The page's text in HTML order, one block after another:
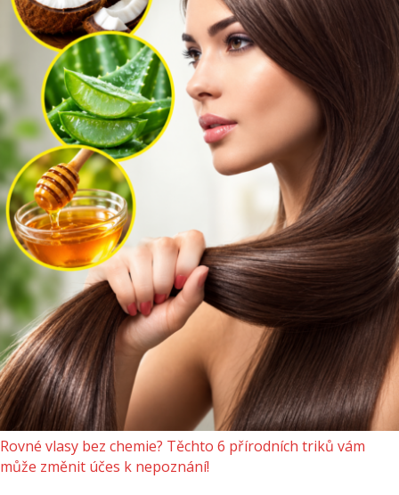
Rovné vlasy bez chemie? Těchto 6 přírodních triků vám
může změnit účes k nepoznání!